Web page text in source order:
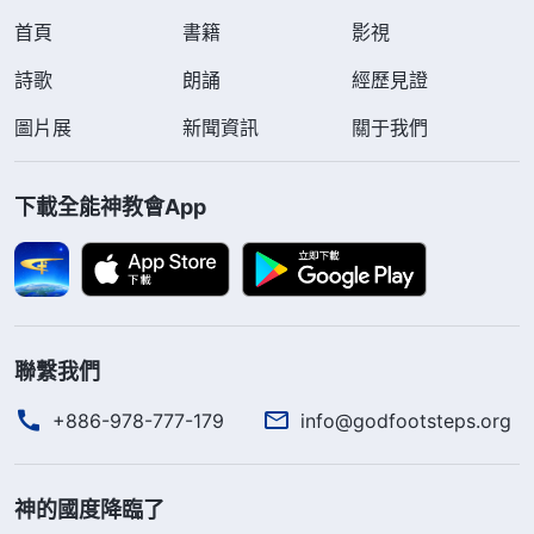
首頁 書籍
影視
詩歌
朗誦
經歷見證
圖片展
新聞資訊 關于我們
下載全能神教會App
聯繫我們
+886-978-777-179 info@godfootsteps.org
神的國度降臨了